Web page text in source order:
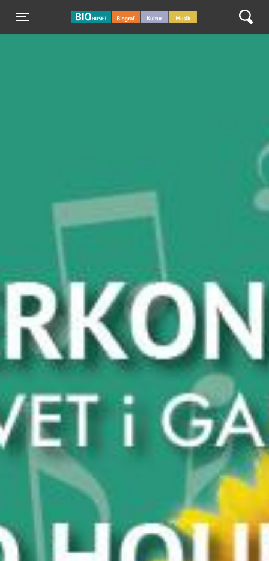
Toggle navigation
BIO Huset Galten